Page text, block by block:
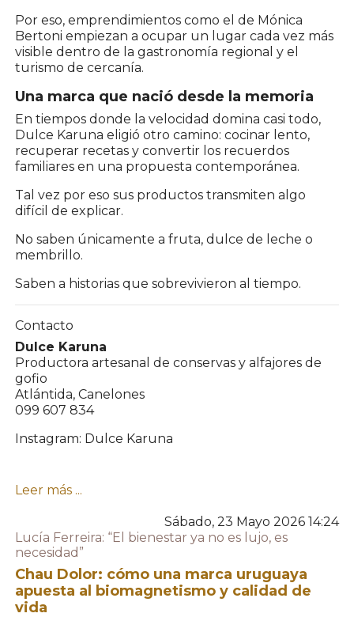
Por eso, emprendimientos como el de Mónica
Bertoni empiezan a ocupar un lugar cada vez más
visible dentro de la gastronomía regional y el
turismo de cercanía.
Una marca que nació desde la memoria
En tiempos donde la velocidad domina casi todo,
Dulce Karuna eligió otro camino: cocinar lento,
recuperar recetas y convertir los recuerdos
familiares en una propuesta contemporánea.
Tal vez por eso sus productos transmiten algo
difícil de explicar.
No saben únicamente a fruta, dulce de leche o
membrillo.
Saben a historias que sobrevivieron al tiempo.
Contacto
Dulce Karuna
Productora artesanal de conservas y alfajores de
gofio
Atlántida, Canelones
099 607 834
Instagram: Dulce Karuna
Leer más ...
Sábado, 23 Mayo 2026 14:24
Lucía Ferreira: “El bienestar ya no es lujo, es
necesidad”
Chau Dolor: cómo una marca uruguaya
apuesta al biomagnetismo y calidad de
vida